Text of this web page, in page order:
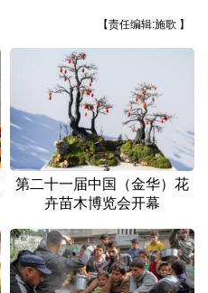
江西
湖北
海南 重庆
云南 西藏
青海 宁夏
【责任编辑:施歌 】
第二十一届中国（金华）花
卉苗木博览会开幕